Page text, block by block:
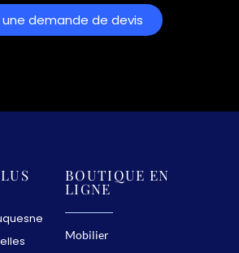
une demande de devis
BOUTIQUE EN
LIGNE
Mobilier